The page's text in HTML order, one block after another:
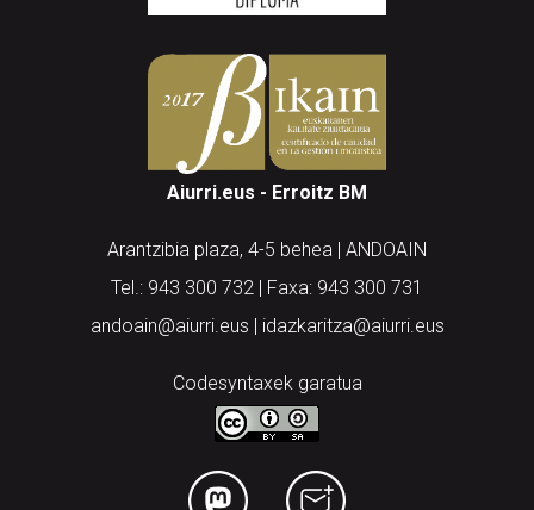
Aiurri.eus - Erroitz BM
Arantzibia plaza, 4-5 behea | ANDOAIN
Tel.: 943 300 732 | Faxa: 943 300 731
andoain@aiurri.eus | idazkaritza@aiurri.eus
Codesyntaxek garatua